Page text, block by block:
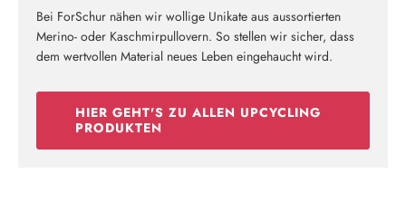
Bei ForSchur nähen wir wollige Unikate aus aussortierten
Merino- oder Kaschmirpullovern. So stellen wir sicher, dass
dem wertvollen Material neues Leben eingehaucht wird.
HIER GEHT'S ZU ALLEN UPCYCLING
PRODUKTEN